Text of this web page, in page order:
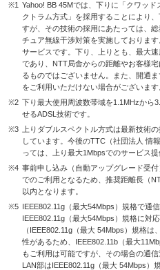
※1 Yahoo! BB 45Mでは、下りに「クワッ
クトラム方式」を採用することにより
すが、その技術の採用にあたっては、
チュア無線干渉対策を実施しておりま
サービスです。下り、上りとも、最大
であり、NTT局舎からの距離やお客様
るものではございません。また、開通
をご利用いただけない場合がございます
※2 下り最大使用周波数帯域を1.1MHzから
せるADSL技術です。
※3
上りダブルスペクトル方式は最新技術
しています。今後のTTC（社団法人 情
っては、上り最大1Mbpsでのサービス提
※4 事前申し込み（自動アップグレード受
でのご利用となるため、推奨距離長（
以内となります。
※5 IEEE802.11g（最大54Mbps）規格で通
IEEE802.11g（最大54Mbps）規格に対
（IEEE802.11g（最大 54Mbps）規格
性があるため、IEEE802.11b（最大
もご利用は可能ですが、その場合の通
LAN部はIEEE802.11g（最大 54Mbps）